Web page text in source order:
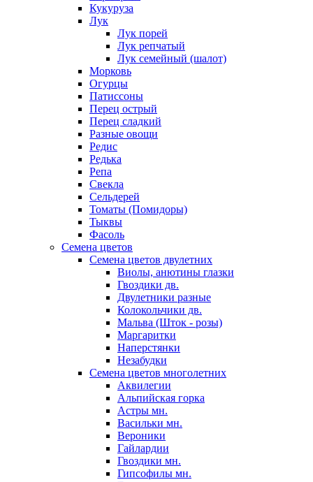
Кукуруза
Лук
Лук порей
Лук репчатый
Лук семейный (шалот)
Морковь
Огурцы
Патиссоны
Перец острый
Перец сладкий
Разные овощи
Редис
Редька
Репа
Свекла
Сельдерей
Томаты (Помидоры)
Тыквы
Фасоль
Семена цветов
Семена цветов двулетних
Виолы, анютины глазки
Гвоздики дв.
Двулетники разные
Колокольчики дв.
Мальва (Шток - розы)
Маргаритки
Наперстянки
Незабудки
Семена цветов многолетних
Аквилегии
Альпийская горка
Астры мн.
Васильки мн.
Вероники
Гайлардии
Гвоздики мн.
Гипсофилы мн.